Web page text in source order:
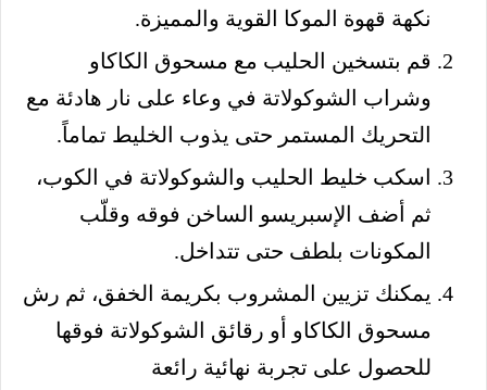
نكهة قهوة الموكا القوية والمميزة.
قم بتسخين الحليب مع مسحوق الكاكاو
وشراب الشوكولاتة في وعاء على نار هادئة مع
التحريك المستمر حتى يذوب الخليط تماماً.
اسكب خليط الحليب والشوكولاتة في الكوب،
ثم أضف الإسبريسو الساخن فوقه وقلّب
المكونات بلطف حتى تتداخل.
يمكنك تزيين المشروب بكريمة الخفق، ثم رش
مسحوق الكاكاو أو رقائق الشوكولاتة فوقها
للحصول على تجربة نهائية رائعة